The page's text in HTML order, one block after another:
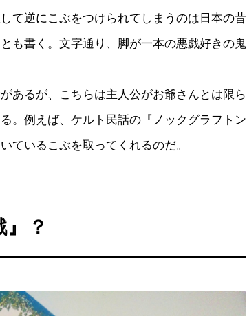
て逆にこぶをつけられてしまうのは日本の昔
も書く。文字通り、脚が一本の悪戯好きの鬼
あるが、こちらは主人公がお爺さんとは限ら
。例えば、ケルト民話の『ノックグラフトン
ているこぶを取ってくれるのだ。
？